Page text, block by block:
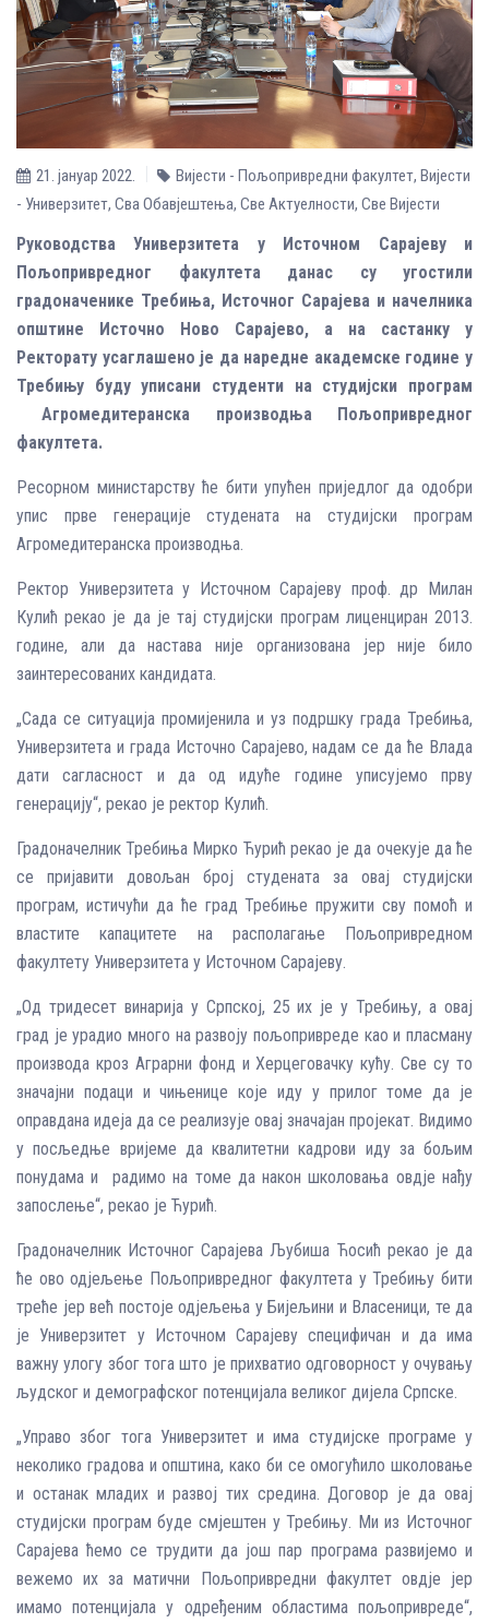
21. јануар 2022. Вијести - Пољопривредни факултет, Вијести
- Универзитет, Сва Обавјештења, Све Aктуелности, Све Вијести
Руководства Универзитета у Источном Сарајеву и
Пољопривредног факултета данас су угостили
градоначенике Требиња, Источног Сарајева и начелника
општине Источно Ново Сарајево, а на састанку у
Ректорату усаглашено је да наредне академске године у
Требињу буду уписани студенти на студијски програм
Агромедитеранска производња Пољопривредног
факултета.
Ресорном министарству ће бити упућен приједлог да одобри
упис прве генерације студената на студијски програм
Агромедитеранска производња.
Ректор Универзитета у Источном Сарајеву проф. др Милан
Кулић рекао је да је тај студијски програм лиценциран 2013.
године, али да настава није организована јер није било
заинтересованих кандидата.
„Сада се ситуација промијенила и уз подршку града Требиња,
Универзитета и града Источно Сарајево, надам се да ће Влада
дати сагласност и да од идуће године уписујемо прву
генерацију“, рекао је ректор Кулић.
Градоначелник Требиња Мирко Ћурић рекао је да очекује да ће
се пријавити довољан број студената за овај студијски
програм, истичући да ће град Требиње пружити сву помоћ и
властите капацитете на располагање Пољопривредном
факултету Универзитета у Источном Сарајеву.
„Од тридесет винарија у Српској, 25 их је у Требињу, а овај
град је урадио много на развоју пољопривреде као и пласману
производа кроз Аграрни фонд и Херцеговачку кућу. Све су то
значајни подаци и чињенице које иду у прилог томе да је
оправдана идеја да се реализује овај значајан пројекат. Видимо
у посљедње вријеме да квалитетни кадрови иду за бољим
понудама и радимо на томе да након школовања овдје нађу
запослење“, рекао је Ћурић.
Градоначелник Источног Сарајева Љубиша Ћосић рекао је да
ће ово одјељење Пољопривредног факултета у Требињу бити
треће јер већ постоје одјељења у Бијељини и Власеници, те да
је Универзитет у Источном Сарајеву специфичан и да има
важну улогу због тога што је прихватио одговорност у очувању
људског и демографског потенцијала великог дијела Српске.
„Управо због тога Универзитет и има студијске програме у
неколико градова и општина, како би се омогућило школовање
и останак младих и развој тих средина. Договор је да овај
студијски програм буде смјештен у Требињу. Ми из Источног
Сарајева ћемо се трудити да још пар програма развијемо и
вежемо их за матични Пољопривредни факултет овдје јер
имамо потенцијала у одређеним областима пољопривреде“,